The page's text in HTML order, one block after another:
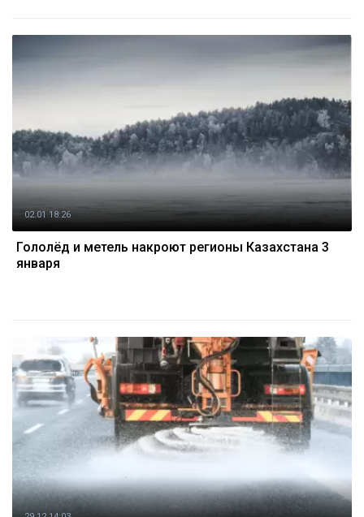
02.01 18:26
Гололёд и метель накроют регионы Казахстана 3
января